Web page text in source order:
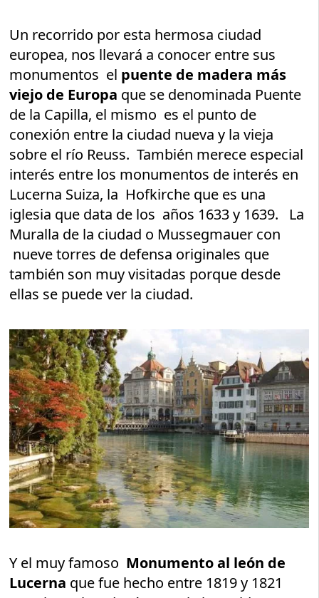
Un recorrido por esta hermosa ciudad
europea, nos llevará a conocer entre sus
monumentos el puente de madera más
viejo de Europa que se denominada Puente
de la Capilla, el mismo es el punto de
conexión entre la ciudad nueva y la vieja
sobre el río Reuss. También merece especial
interés entre los monumentos de interés en
Lucerna Suiza, la Hofkirche que es una
iglesia que data de los años 1633 y 1639. La
Muralla de la ciudad o Mussegmauer con
nueve torres de defensa originales que
también son muy visitadas porque desde
ellas se puede ver la ciudad.
Y el muy famoso Monumento al león de
Lucerna que fue hecho entre 1819 y 1821